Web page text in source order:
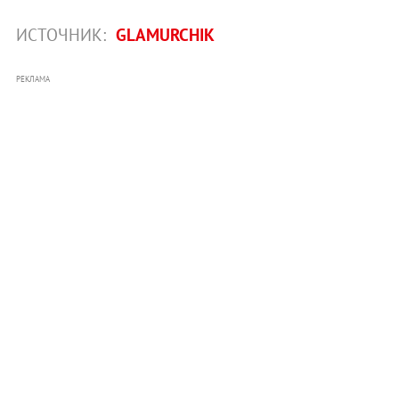
ИСТОЧНИК: GLAMURCHIK
РЕКЛАМА